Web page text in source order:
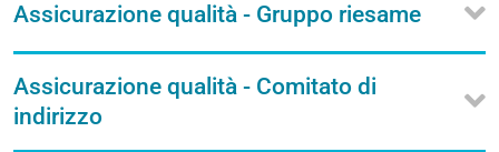
Assicurazione qualità - Gruppo riesame
Assicurazione qualità - Comitato di
indirizzo